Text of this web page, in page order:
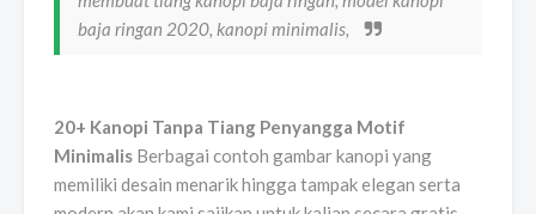
baja ringan 2020, kanopi minimalis,
20+ Kanopi Tanpa Tiang Penyangga Motif
Minimalis Berbagai contoh gambar kanopi yang
memiliki desain menarik hingga tampak elegan serta